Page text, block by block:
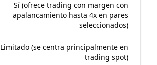
Sí (ofrece trading con margen con
apalancamiento hasta 4x en pares
seleccionados)
Limitado (se centra principalmente en
trading spot)